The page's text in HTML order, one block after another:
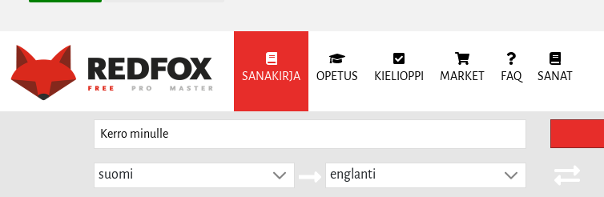
SANAKIRJA OPETUS KIELIOPPI MARKET FAQ SANAT
suomi englanti